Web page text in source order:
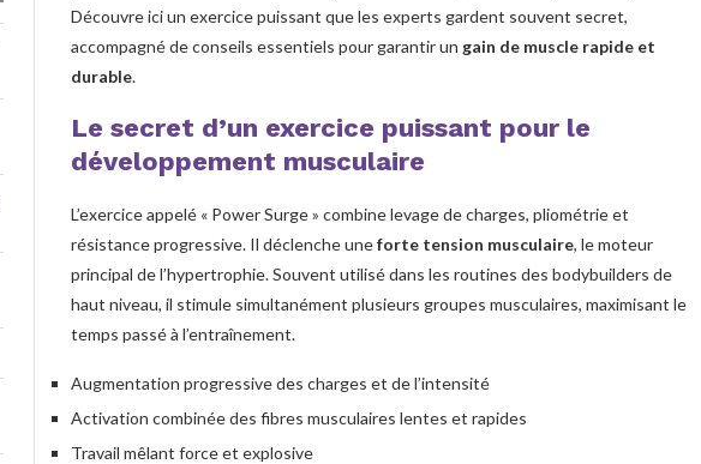
Découvre ici un exercice puissant que les experts gardent souvent secret,
accompagné de conseils essentiels pour garantir un gain de muscle rapide et
durable.
Le secret d’un exercice puissant pour le
développement musculaire
L’exercice appelé « Power Surge » combine levage de charges, pliométrie et
résistance progressive. Il déclenche uneforte tension musculaire, le moteur
principal de l’hypertrophie. Souvent utilisé dans les routines des bodybuilders de
haut niveau, il stimule simultanément plusieurs groupes musculaires, maximisant le
temps passé à l’entraînement.
Augmentation progressive des charges et de l’intensité
Activation combinée des fibres musculaires lentes et rapides
Travail mêlant force et explosive